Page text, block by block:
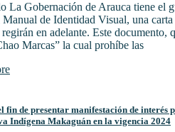
La Gobernación de Arauca tiene el
de Identidad Visual, una
en adelante. Este documento,
Marcas” la cual prohíbe las
fin de presentar manifestación de interés
Indígena Makaguán en la vigencia 2024